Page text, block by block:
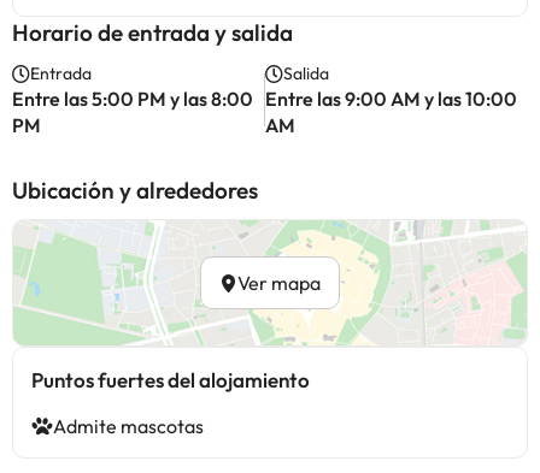
Horario de entrada y salida
Entrada
Entre las 5:00 PM y las 8:00
PM
Salida
Entre las 9:00 AM y las 10:00
AM
Ubicación y alrededores
Ver mapa
Puntos fuertes del alojamiento
Admite mascotas